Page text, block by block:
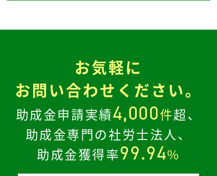
お気軽に
お問い合わせください。
助成金申請実績4,000件超、
助成金専門の社労士法人、
助成金獲得率99.94%